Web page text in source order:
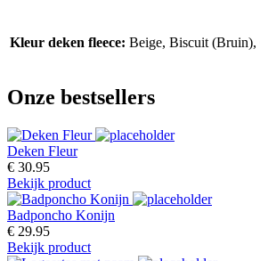
Kleur deken fleece: Beige, Biscuit
Onze bestsellers
Deken Fleur
€ 30.95
Bekijk product
Badponcho Konijn
€ 29.95
Bekijk product